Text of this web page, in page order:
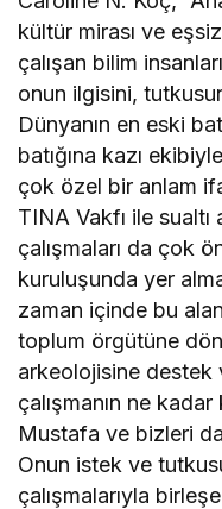
kültür mirası ve
çalışan bilim
onun ilgisini,
Dünyanın en eski
batığına kazı
çok özel bir anlam
TINA Vakfı ile sualtı
çalışmaları da çok
kuruluşunda yer
zaman içinde bu
toplum örgütüne
arkeolojisine destek
çalışmanın ne
Mustafa ve bizleri
Onun istek ve
çalışmalarıyla